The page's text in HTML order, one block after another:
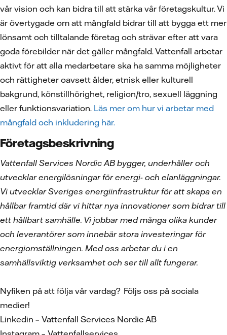
vår vision och kan bidra till att stärka vår företagskultur. Vi
är övertygade om att mångfald bidrar till att bygga ett mer
lönsamt och tilltalande företag och strävar efter att vara
goda förebilder när det gäller mångfald. Vattenfall arbetar
aktivt för att alla medarbetare ska ha samma möjligheter
och rättigheter oavsett ålder, etnisk eller kulturell
bakgrund, könstillhörighet, religion/tro, sexuell läggning
eller funktionsvariation. Läs mer om hur vi arbetar med
mångfald och inkludering här.
Företagsbeskrivning
Vattenfall Services Nordic AB bygger, underhåller och
utvecklar energilösningar för energi- och elanläggningar.
Vi utvecklar Sveriges energiinfrastruktur för att skapa en
hållbar framtid där vi hittar nya innovationer som bidrar till
ett hållbart samhälle. Vi jobbar med många olika kunder
och leverantörer som innebär stora investeringar för
energiomställningen. Med oss arbetar du i en
samhällsviktig verksamhet och ser till allt fungerar.
Nyfiken på att följa vår vardag? Följs oss på sociala
medier!
Linkedin – Vattenfall Services Nordic AB